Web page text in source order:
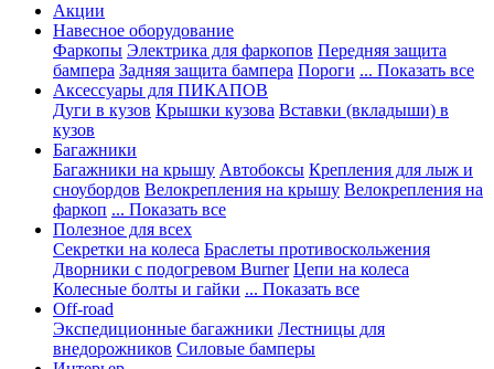
Акции
Навесное оборудование
Фаркопы Электрика для фаркопов Передняя защита
бампера Задняя защита бампера Пороги ... Показать все
Аксессуары для ПИКАПОВ
Дуги в кузов Крышки кузова Вставки (вкладыши) в
кузов
Багажники
Багажники на крышу Автобоксы Крепления для лыж и
сноубордов Велокрепления на крышу Велокрепления на
фаркоп ... Показать все
Полезное для всех
Секретки на колеса Браслеты противоскольжения
Дворники с подогревом Burner Цепи на колеса
Колесные болты и гайки ... Показать все
Off-road
Экспедиционные багажники Лестницы для
внедорожников Силовые бамперы